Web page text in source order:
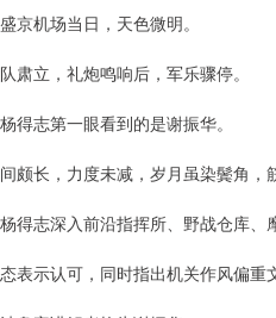
京机场当日，天色微明。
肃立，礼炮鸣响后，军乐骤停。
得志第一眼看到的是谢振华。
颇长，力度未减，岁月虽染鬓角，
得志深入前沿指挥所、野战仓库、
表示认可，同时指出机关作风偏重